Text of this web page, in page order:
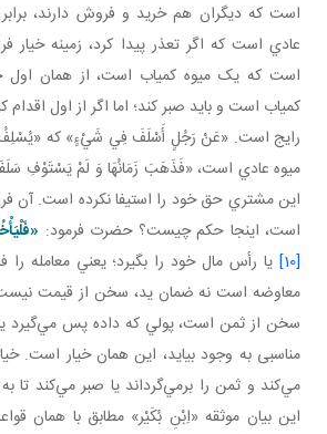
است که ديگران هم خريد و فروش دارند،
عادي است که اگر تعذر پيدا کرد، زمينه
است که يک ميوه کمياب است، از همان اول
کمياب است و بايد صبر کند؛ اما اگر از اول
رايج است. «عَنْ رَجُلٍ أَسْلَفَ فِي شَيْ‌ءٍ» که «يُسْلِفُ
ميوه عادي است، «فَذَهَبَ زَمَانُهَا وَ لَمْ يَسْتَوْفِ
اين مشتري حق خود را استيفا نکرده است. آن
است، اينجا حکم چيست؟ حضرت فرمود:
[10]
يا رأس مال خود را بگيرد؛ يعني معامله
معاوضه است نه ضمان يد، سخن از قيمت
سخن از ثمن است، پولي که داده پس مي‌گيرد
مناسبی به وجود بيايد، اين همان خيار است.
مي‌کند و ثمن را برمي‌گرداند يا صبر مي‌کند تا
اين بيان موثقه «اِبْنِ بُكَيْر» مطابق با همان